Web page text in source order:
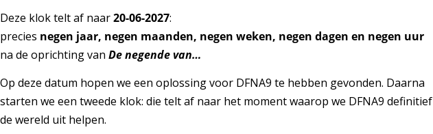
Deze klok telt af naar20-06-2027:
precies negen jaar, negen maanden, negen weken, negen dagen en negen uur
na de oprichting van De negende van…
Op deze datum hopen we een oplossing voor DFNA9 te hebben gevonden. Daarna
starten we een tweede klok: die telt af naar het moment waarop we DFNA9 definitief
de wereld uit helpen.